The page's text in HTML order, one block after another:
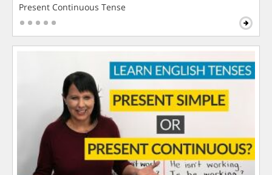
Present Continuous Tense